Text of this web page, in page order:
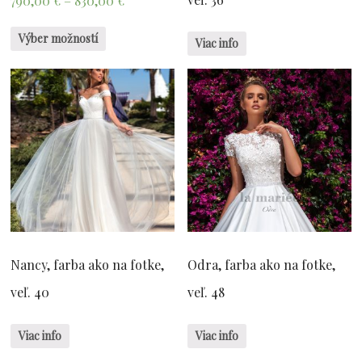
Výber možností Viac info
Nancy, farba ako na fotke,
veľ. 40
Viac info
Odra, farba ako na fotke,
veľ. 48
Viac info